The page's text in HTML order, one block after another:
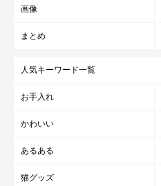
画像
まとめ
人気キーワード一覧
お手入れ
かわいい
あるある
猫グッズ